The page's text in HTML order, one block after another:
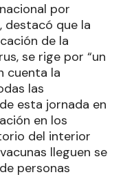
por
destacó que la
de la
se rige por “un
cuenta la
las
esta jornada en
en los
del interior
lleguen se
personas